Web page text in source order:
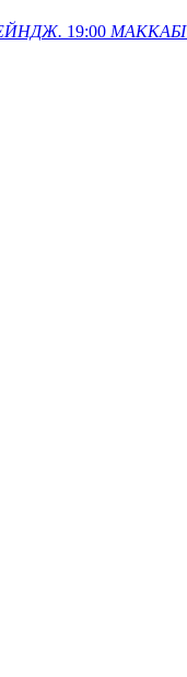
19:00 МАККАБІ